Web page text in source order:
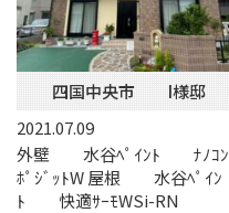
四国中央市 I様邸
2021.07.09
外壁 水谷ﾍﾟｲﾝﾄ ﾅﾉｺﾝ
ﾎﾟｼﾞｯﾄW 屋根 水谷ﾍﾟｲﾝ
ﾄ 快適ｻｰﾓWSi-RN